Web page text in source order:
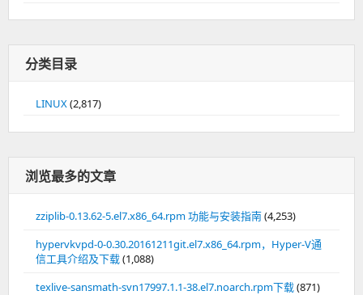
分类目录
LINUX(2,817)
浏览最多的文章
zziplib-0.13.62-5.el7.x86_64.rpm 功能与安装指南(4,253)
hypervkvpd-0-0.30.20161211git.el7.x86_64.rpm，Hyper-V通
信工具介绍及下载(1,088)
texlive-sansmath-svn17997.1.1-38.el7.noarch.rpm下载(871)